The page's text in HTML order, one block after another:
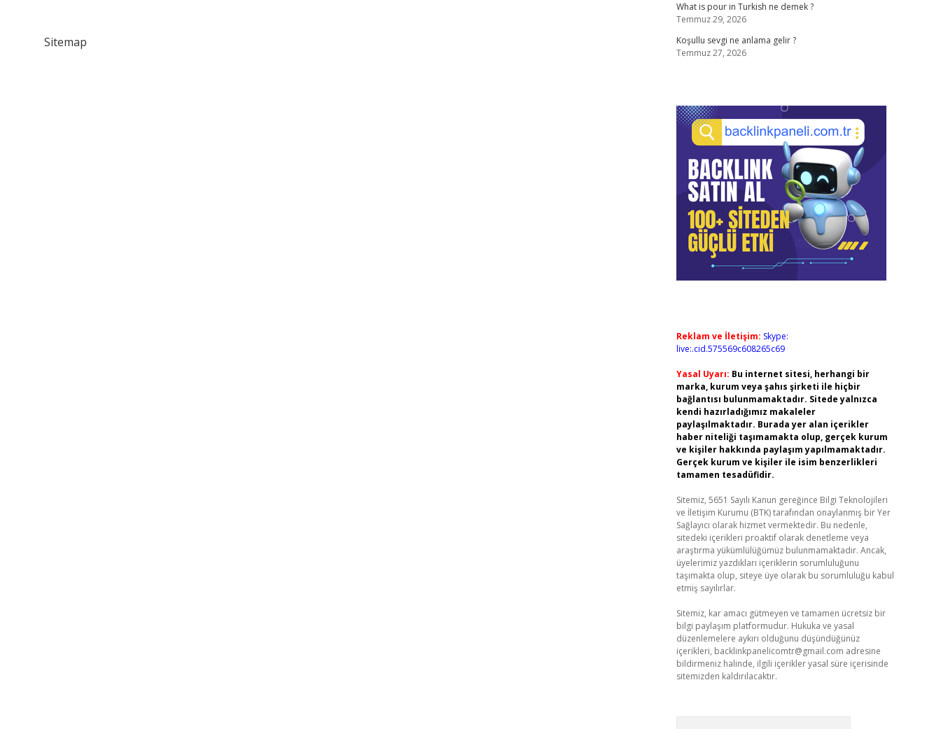
Sitemap
What is pour in Turkish ne demek ?
Temmuz 29, 2026
Koşullu sevgi ne anlama gelir ?
Temmuz 27, 2026
Reklam ve İletişim: Skype:
live:.cid.575569c608265c69
Yasal Uyarı: Bu internet sitesi, herhangi bir
marka, kurum veya şahıs şirketi ile hiçbir
bağlantısı bulunmamaktadır. Sitede yalnızca
kendi hazırladığımız makaleler
paylaşılmaktadır. Burada yer alan içerikler
haber niteliği taşımamakta olup, gerçek kurum
ve kişiler hakkında paylaşım yapılmamaktadır.
Gerçek kurum ve kişiler ile isim benzerlikleri
tamamen tesadüfidir.
Sitemiz, 5651 Sayılı Kanun gereğince Bilgi Teknolojileri
ve İletişim Kurumu (BTK) tarafından onaylanmış bir Yer
Sağlayıcı olarak hizmet vermektedir. Bu nedenle,
sitedeki içerikleri proaktif olarak denetleme veya
araştırma yükümlülüğümüz bulunmamaktadır. Ancak,
üyelerimiz yazdıkları içeriklerin sorumluluğunu
taşımakta olup, siteye üye olarak bu sorumluluğu kabul
etmiş sayılırlar.
Sitemiz, kar amacı gütmeyen ve tamamen ücretsiz bir
bilgi paylaşım platformudur. Hukuka ve yasal
düzenlemelere aykırı olduğunu düşündüğünüz
içerikleri, backlinkpanelicomtr@gmail.com adresine
bildirmeniz halinde, ilgili içerikler yasal süre içerisinde
sitemizden kaldırılacaktır.